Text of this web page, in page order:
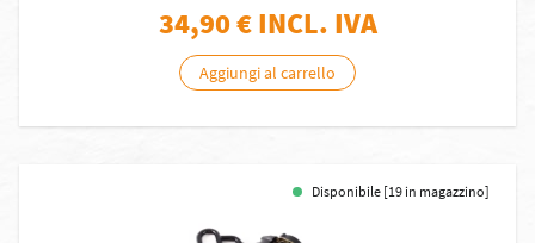
34,90€ INCL. IVA
Aggiungi al carrello
Disponibile [19 in magazzino]